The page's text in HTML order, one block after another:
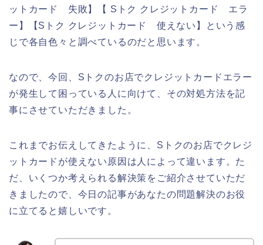
ットカード 失敗】【 Sトク クレジットカード エラ
ー】【Sトク クレジットカード 使えない】という感
じで各自色々と調べているのだと思います。
なので、今回、Sトクのお店でクレジットカードエラー
が発生して困っている人に向けて、その対処方法を記
事にさせていただきました。
これまでお伝えしてきたように、Sトクのお店でクレジ
ットカードが使えない原因は人によって違います。た
だ、いくつか考えられる解決策をご紹介させていただ
きましたので、今日の記事があなたの問題解決のお役
に立てると嬉しいです。